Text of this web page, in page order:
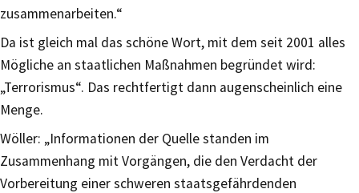
zusammenarbeiten.“
Da ist gleich mal das schöne Wort, mit dem seit 2001 alles
Mögliche an staatlichen Maßnahmen begründet wird:
„Terrorismus“. Das rechtfertigt dann augenscheinlich eine
Menge.
Wöller: „Informationen der Quelle standen im
Zusammenhang mit Vorgängen, die den Verdacht der
Vorbereitung einer schweren staatsgefährdenden